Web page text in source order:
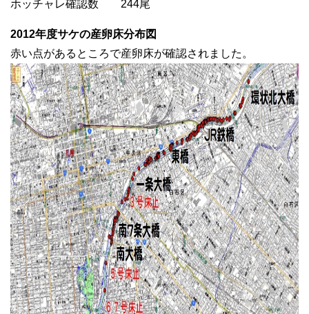
ホッチャレ確認数 244尾
2012年度サケの産卵床分布図
赤い点があるところで産卵床が確認されました。